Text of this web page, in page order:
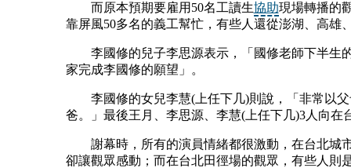
而原本預期要雇用50名工讀生協助現場轉播的
靠屏風50多名的義工幫忙，有些人還從澎湖、高雄
李國修的兒子李思源表示，「國修老師下半生
家完成李國修的願望」。
李國修的女兒李慧(上任下几)則說，「非常以父
爸。」最後王月、李思源、李慧(上任下几)3人向
謝幕時，所有的演員情緒都很激動，在台北城
卻讓觀眾感動；而在台北田徑場的觀眾，有些人則